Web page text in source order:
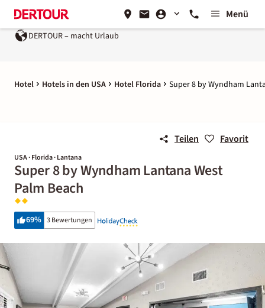
Menü
DERTOUR – macht Urlaub
Hotel Hotels in den USA Hotel Florida Super 8 by Wyndham
Teilen Favorit
USA · Florida · Lantana
Super 8 by Wyndham Lantana West
Palm Beach
69% 3 Bewertungen